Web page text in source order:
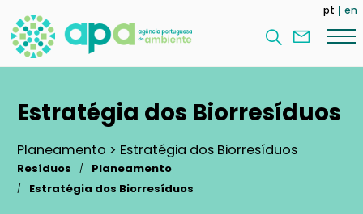
para
conteúdo
principal
nos
pt en
Estratégia dos Biorresíduos
Planeamento > Estratégia dos Biorresíduos
Resíduos
Planeamento
Estratégia dos Biorresíduos